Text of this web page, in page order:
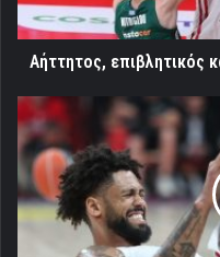
Αήττητος, επιβλητικός
Αμφίβολος
ο
Ντόρσεϊ
και
στο
ΟΑΚΑ